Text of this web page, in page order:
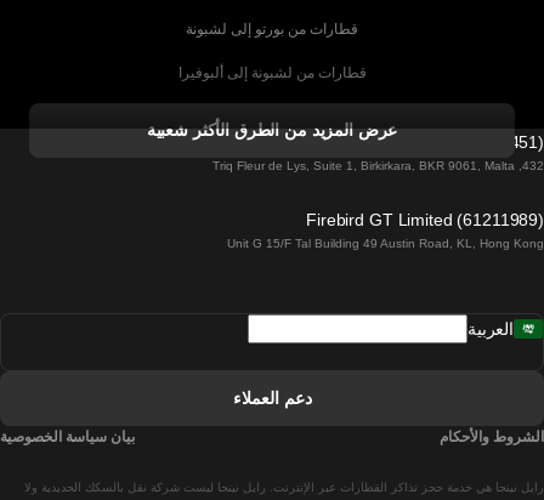
قطارات من بورتو إلى لشبونة
قطارات من لشبونة إلى ألبوفيرا
قطارات من ألبوفيرا إلى لشبونة
قطارات من لشبونة إلى لاغوس
قطارات من لشبونة إلى مدريد
عرض المزيد من الطرق الأكثر شعبية
Firebird GT Limited (OC 1451)
432, Triq Fleur de Lys, Suite 1, Birkirkara, BKR 9061, Malta
Firebird GT Limited (61211989)
Unit G 15/F Tal Building 49 Austin Road, KL, Hong Kong
رايل نينجا هي خدمة حجز تذاكر القطارات عبر الإنترنت. رايل نينجا ليست شركة نقل بالسكك الحديدية ولا
العربية
دعم العملاء
الشروط والأحكام بيان سياسة الخصوصية